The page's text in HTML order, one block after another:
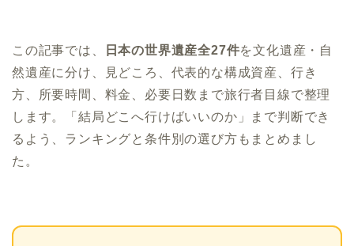
この記事では、 日本の世界遺産全27件を文化遺産・自
然遺産に分け、見どころ、代表的な構成資産、行き
方、所要時間、料金、必要日数まで旅行者目線で整理
します。「結局どこへ行けばいいのか」まで判断でき
るよう、ランキングと条件別の選び方もまとめまし
た。